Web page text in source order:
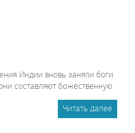
Индии вновь заняли боги
составляют божественную
Читать далее